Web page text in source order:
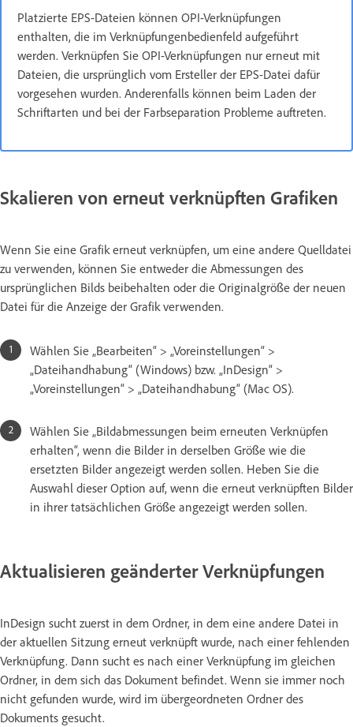
Platzierte EPS-Dateien können OPI-Verknüpfungen
enthalten, die im Verknüpfungenbedienfeld aufgeführt
werden. Verknüpfen Sie OPI-Verknüpfungen nur erneut mit
Dateien, die ursprünglich vom Ersteller der EPS-Datei dafür
vorgesehen wurden. Anderenfalls können beim Laden der
Schriftarten und bei der Farbseparation Probleme auftreten.
Skalieren von erneut verknüpften Grafiken
Wenn Sie eine Grafik erneut verknüpfen, um eine andere Quelldatei
zu verwenden, können Sie entweder die Abmessungen des
ursprünglichen Bilds beibehalten oder die Originalgröße der neuen
Datei für die Anzeige der Grafik verwenden.
Wählen Sie „Bearbeiten“ > „Voreinstellungen“ >
„Dateihandhabung“ (Windows) bzw. „InDesign“ >
„Voreinstellungen“ > „Dateihandhabung“ (Mac OS).
Wählen Sie „Bildabmessungen beim erneuten Verknüpfen
erhalten“, wenn die Bilder in derselben Größe wie die
ersetzten Bilder angezeigt werden sollen. Heben Sie die
Auswahl dieser Option auf, wenn die erneut verknüpften Bilder
in ihrer tatsächlichen Größe angezeigt werden sollen.
Aktualisieren geänderter Verknüpfungen
InDesign sucht zuerst in dem Ordner, in dem eine andere Datei in
der aktuellen Sitzung erneut verknüpft wurde, nach einer fehlenden
Verknüpfung. Dann sucht es nach einer Verknüpfung im gleichen
Ordner, in dem sich das Dokument befindet. Wenn sie immer noch
nicht gefunden wurde, wird im übergeordneten Ordner des
Dokuments gesucht.